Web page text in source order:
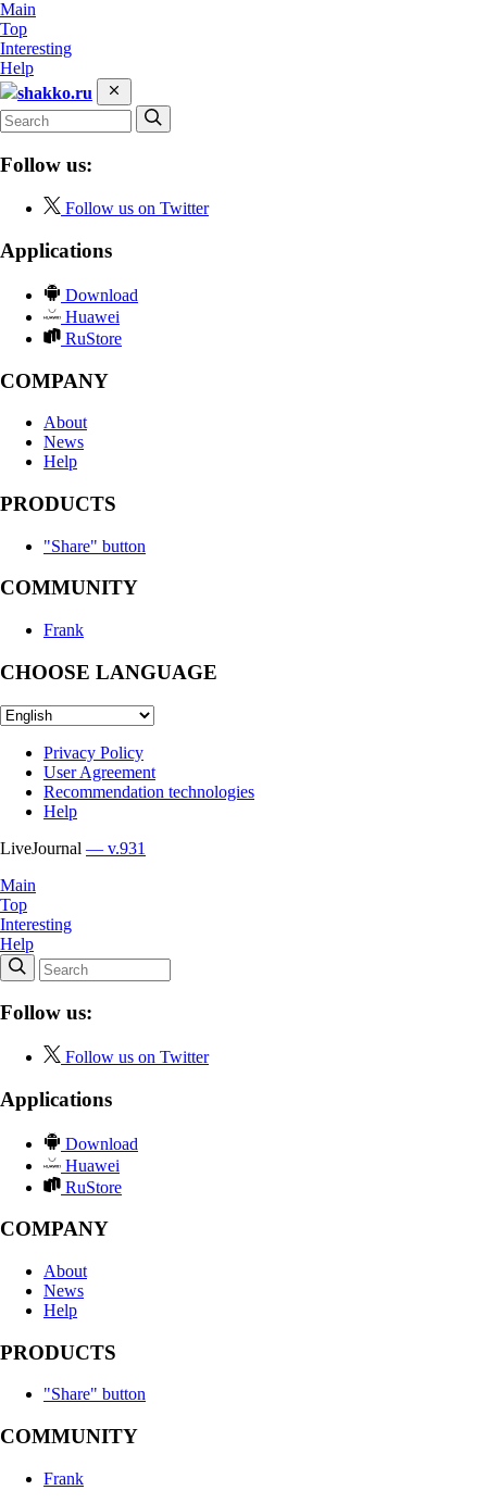
Main
Top
Interesting
Help
shakko.ru
Follow us:
Follow us on Twitter
Applications
Download
Huawei
RuStore
COMPANY
About
News
Help
PRODUCTS
"Share" button
COMMUNITY
Frank
CHOOSE LANGUAGE
Privacy Policy
User Agreement
Recommendation technologies
Help
LiveJournal — v.931
Main
Top
Interesting
Help
Follow us:
Follow us on Twitter
Applications
Download
Huawei
RuStore
COMPANY
About
News
Help
PRODUCTS
"Share" button
COMMUNITY
Frank